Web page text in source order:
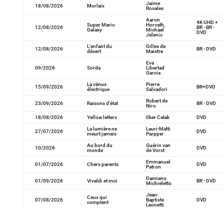
18/08/2026 Morlaix
Jaime
Rosales
12/08/2026
Super Mario
Galaxy
Aaron
Horvath,
Michael
Jelenic
4K UHD +
BR - BR -
DVD
12/08/2026
L'enfant du
désert
Gilles de
Maistre
BR - DVD
09/2026 Sorda
Eva
Libertad
Garcia
15/09/2026
La vénus
électrique
Pierre
Salvadori
BR+DVD
23/09/2026 Raisons d'état
Robert de
Niro
BR - DVD
18/08/2026 Yellow letters Ilker Catak DVD
27/07/2026
La lumière ne
meurt jamais
Lauri-Matti
Parppei
DVD
10/2026
Au bord du
monde
Guérin van
de Vorst
DVD
01/07/2026 Chers parents
Emmanuel
Patron
DVD
01/09/2026 Vivaldi et moi
Damiano
Michieletto
BR - DVD
07/08/2026
Ceux qui
comptent
Jean-
Baptiste
Leonetti
DVD